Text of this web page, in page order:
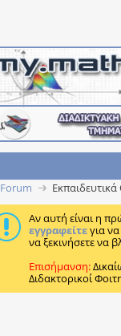
Forum
Αν αυτή είναι η
εγγραφείτεγια
να ξεκινήσετε να
Επισήμανση:
Διδακτορικοί